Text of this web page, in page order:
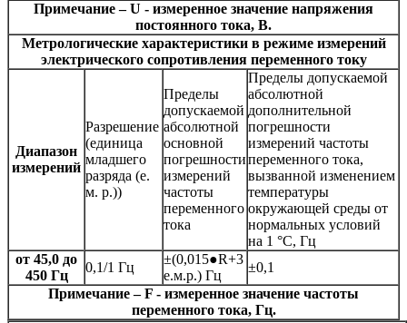
Примечание – U - измеренное значение напряжения
постоянного тока, В.
Метрологические характеристики в режиме измерений
электрического сопротивления переменного току
Диапазон
измерений
Разрешение
(единица
младшего
разряда (е.
м. р.))
Пределы
допускаемой
абсолютной
основной
погрешности
измерений
частоты
переменного
тока
Пределы допускаемой
абсолютной
дополнительной
погрешности
измерений частоты
переменного тока,
вызванной изменением
температуры
окружающей среды от
нормальных условий
на 1 °С, Гц
от 45,0 до
450 Гц
0,1/1 Гц
±(0,015●R+3
е.м.р.) Гц
±0,1
Примечание – F - измеренное значение частоты
переменного тока, Гц.